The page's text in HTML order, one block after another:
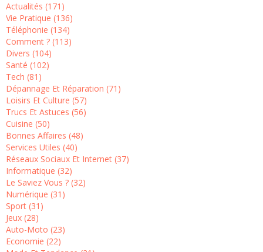
Actualités (171)
Vie Pratique (136)
Téléphonie (134)
Comment ? (113)
Divers (104)
Santé (102)
Tech (81)
Dépannage Et Réparation (71)
Loisirs Et Culture (57)
Trucs Et Astuces (56)
Cuisine (50)
Bonnes Affaires (48)
Services Utiles (40)
Réseaux Sociaux Et Internet (37)
Informatique (32)
Le Saviez Vous ? (32)
Numérique (31)
Sport (31)
Jeux (28)
Auto-Moto (23)
Economie (22)